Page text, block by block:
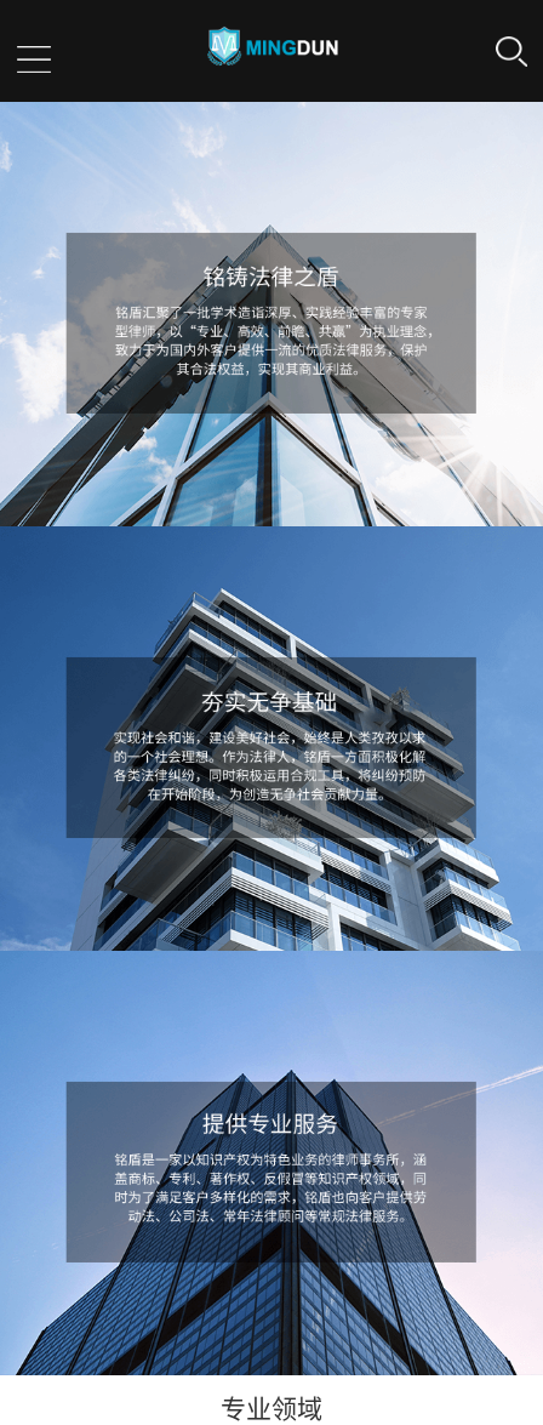
专业领域